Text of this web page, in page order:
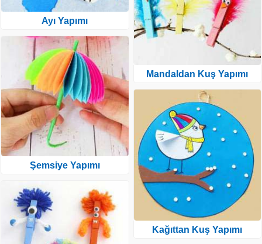
Ayı Yapımı
Şemsiye Yapımı
Mandaldan Kuş Yapımı
Kağıttan Kuş Yapımı